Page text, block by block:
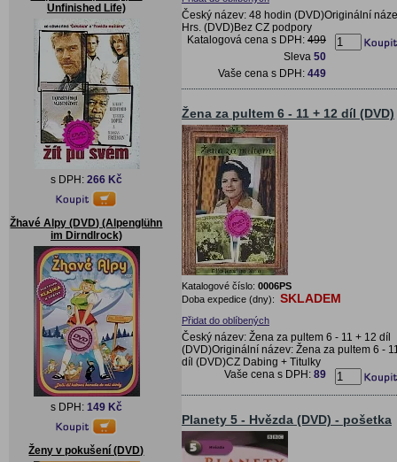
Unfinished Life)
s DPH: 266 Kč
Žhavé Alpy (DVD) (Alpenglühn
im Dirndlrock)
s DPH: 149 Kč
Ženy v pokušení (DVD)
Český název: 48 hodin (DVD)Originální
Hrs. (DVD)Bez CZ podpory
Katalogová cena s DPH: 499
Sleva 50
Vaše cena s DPH: 449
Žena za pultem 6 - 11 + 12 díl (DVD)
Katalogové číslo: 0006PS
Doba expedice (dny): SKLADEM
Přidat do oblíbených
Český název: Žena za pultem 6 - 11 + 12 díl
(DVD)Originální název: Žena za pultem 6 -
díl (DVD)CZ Dabing + Titulky
Vaše cena s DPH: 89
Planety 5 - Hvězda (DVD) - pošetka